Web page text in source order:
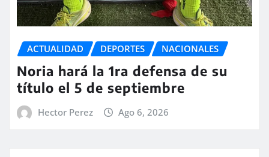
ACTUALIDAD DEPORTES NACIONALES
Noria hará la 1ra defensa de su
título el 5 de septiembre
Hector Perez Ago 6, 2026